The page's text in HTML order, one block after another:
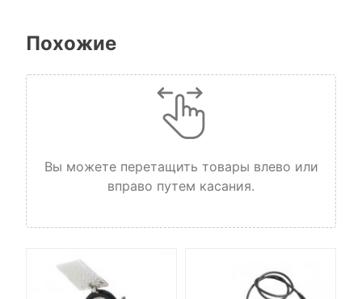
Похожие
Вы можете перетащить товары влево или
вправо путем касания.